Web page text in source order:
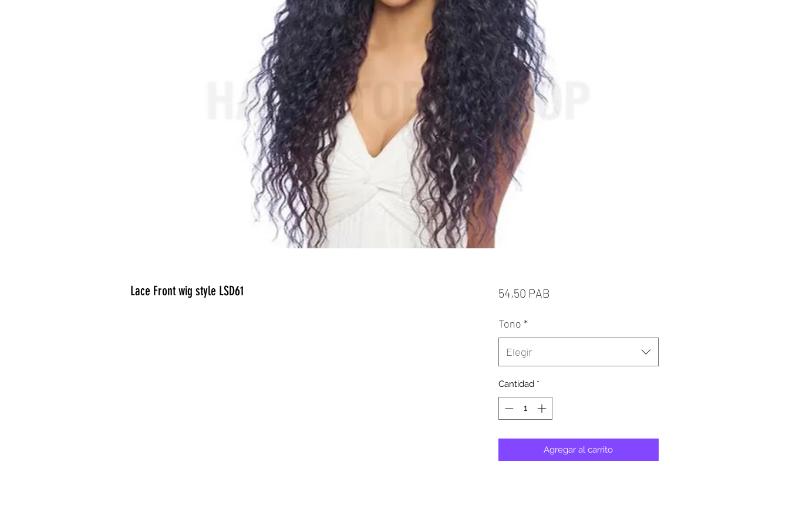
Lace Front wig style LSD61 54,50 PAB
Tono *
Elegir
Cantidad *
Agregar al carrito